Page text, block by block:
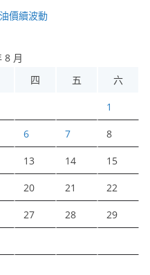
價續波動
8 月
四 五 六
1
6 7 8
13 14 15
20 21 22
27 28 29